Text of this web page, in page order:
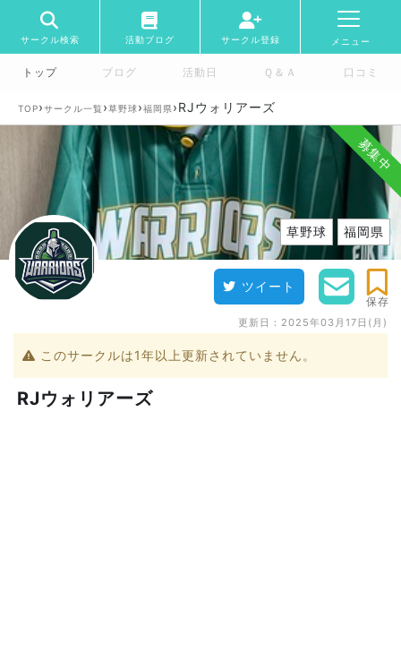
サークル検索 活動ブログ サークル登録 メニュー
トップ ブログ 活動日 Ｑ＆Ａ 口コミ
TOP›サークル一覧 ›草野球 ›福岡県›RJウォリアーズ
募集中
草野球 福岡県
ツイート
保存
更新日： 2025年03月17日(月)
このサークルは1年以上更新されていません。
RJウォリアーズ